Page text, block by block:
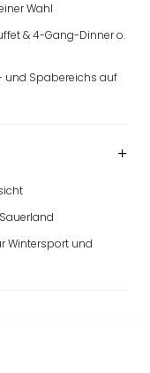
Wahl
& 4-Gang-Dinner o.
und Spabereichs auf
Wintersport und